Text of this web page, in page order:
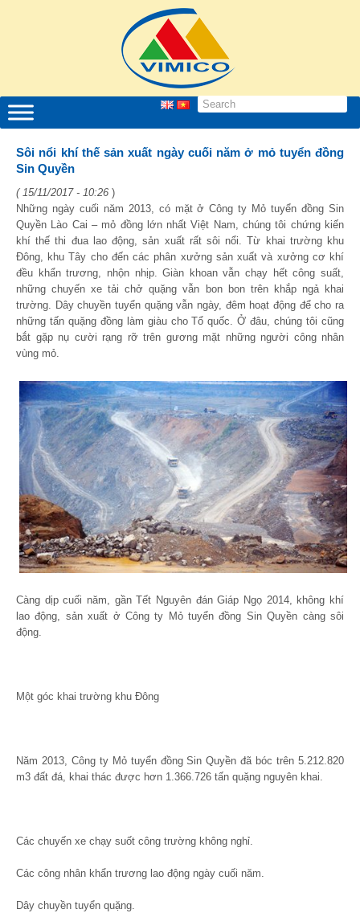
Sôi nổi khí thế sản xuất ngày cuối năm ở mỏ tuyển đồng
Sin Quyền
( 15/11/2017 - 10:26 )
Những ngày cuối năm 2013, có mặt ở Công ty Mỏ tuyển đồng Sin
Quyền Lào Cai – mỏ đồng lớn nhất Việt Nam, chúng tôi chứng kiến
khí thế thi đua lao động, sản xuất rất sôi nổi. Từ khai trường khu
Đông, khu Tây cho đến các phân xưởng sản xuất và xưởng cơ khí
đều khẩn trương, nhộn nhịp. Giàn khoan vẫn chạy hết công suất,
những chuyến xe tải chở quặng vẫn bon bon trên khắp ngả khai
trường. Dây chuyền tuyển quặng vẫn ngày, đêm hoạt động để cho ra
những tấn quặng đồng làm giàu cho Tổ quốc. Ở đâu, chúng tôi cũng
bắt gặp nụ cười rạng rỡ trên gương mặt những người công nhân
vùng mỏ.
Càng dịp cuối năm, gần Tết Nguyên đán Giáp Ngọ 2014, không khí
lao động, sản xuất ở Công ty Mỏ tuyển đồng Sin Quyền càng sôi
động.
Một góc khai trường khu Đông
Năm 2013, Công ty Mỏ tuyển đồng Sin Quyền đã bóc trên 5.212.820
m3 đất đá, khai thác được hơn 1.366.726 tấn quặng nguyên khai.
Các chuyến xe chạy suốt công trường không nghỉ.
Các công nhân khẩn trương lao động ngày cuối năm.
Dây chuyền tuyển quặng.